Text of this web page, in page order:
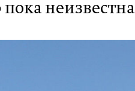
неизвестна